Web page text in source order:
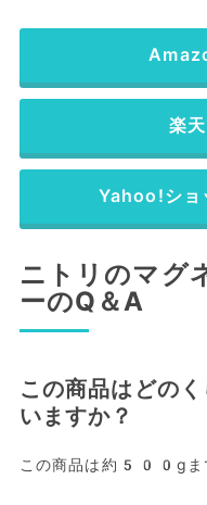
楽
Yahoo!ショ
ニトリのマグ
ーのQ＆A
この商品はどの
いますか？
この商品は約500gまで